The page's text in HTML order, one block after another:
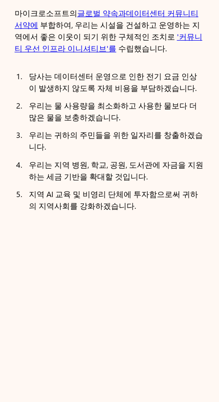
마이크로소프트의글로벌 약속과데이터센터 커뮤니티
서약에 부합하여, 우리는 시설을 건설하고 운영하는 지
역에서 좋은 이웃이 되기 위한 구체적인 조치로 '커뮤니
티 우선 인프라 이니셔티브'를 수립했습니다.
당사는 데이터센터 운영으로 인한 전기 요금 인상
이 발생하지 않도록 자체 비용을 부담하겠습니다.
우리는 물 사용량을 최소화하고 사용한 물보다 더
많은 물을 보충하겠습니다.
우리는 귀하의 주민들을 위한 일자리를 창출하겠습
니다.
우리는 지역 병원, 학교, 공원, 도서관에 자금을 지원
하는 세금 기반을 확대할 것입니다.
지역 AI 교육 및 비영리 단체에 투자함으로써 귀하
의 지역사회를 강화하겠습니다.